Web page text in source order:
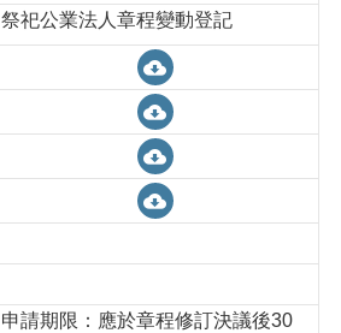
祭祀公業法人章程變動登記
申請期限：應於章程修訂決議後30